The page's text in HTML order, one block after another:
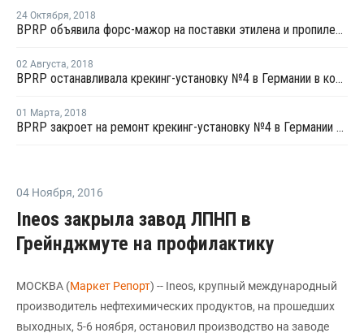
24 Октября, 2018
BPRP объявила форс-мажор на поставки этилена и пропилена с крекинг-установки №4 в Германии
02 Августа, 2018
BPRP останавливала крекинг-установку №4 в Германии в конце июля из-за технического сбоя
01 Марта, 2018
BPRP закроет на ремонт крекинг-установку №4 в Германии 5 марта
04 Ноября, 2016
Ineos закрыла завод ЛПНП в
Грейнджмуте на профилактику
МОСКВА (Маркет Репорт) -- Ineos, крупный международный
производитель нефтехимических продуктов, на прошедших
выходных, 5-6 ноября, остановил производство на заводе